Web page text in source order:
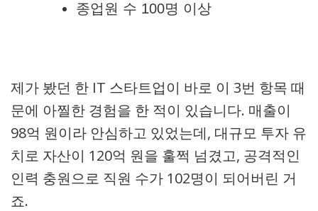
종업원 수 100명 이상
제가 봤던 한 IT 스타트업이 바로 이 3번 항목 때
문에 아찔한 경험을 한 적이 있습니다. 매출이
98억 원이라 안심하고 있었는데, 대규모 투자 유
치로 자산이 120억 원을 훌쩍 넘겼고, 공격적인
인력 충원으로 직원 수가 102명이 되어버린 거
죠.